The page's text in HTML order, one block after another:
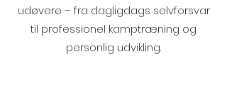
udøvere – fra dagligdags selvforsvar
til professionel kamptræning og
personlig udvikling.